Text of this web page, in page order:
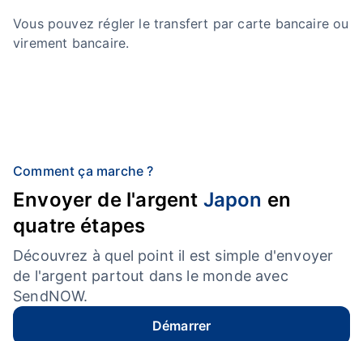
Vous pouvez régler le transfert par carte bancaire ou
virement bancaire.
Comment ça marche ?
Envoyer de l'argent Japon en
quatre étapes
Découvrez à quel point il est simple d'envoyer
de l'argent partout dans le monde avec
SendNOW.
Démarrer